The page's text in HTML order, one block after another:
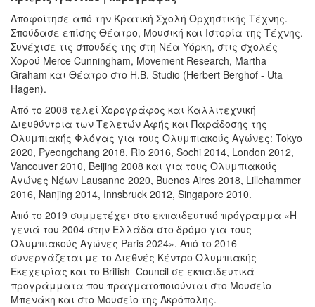
Αποφοίτησε από την Κρατική Σχολή Ορχηστικής Τέχνης.
Σπούδασε επίσης Θέατρο, Μουσική και Ιστορία της Τέχνης.
Συνέχισε τις σπουδές της στη Νέα Υόρκη, στις σχολές
Χορού Merce Cunningham, Movement Research, Martha
Graham και Θέατρο στο H.B. Studio (Herbert Berghof - Uta
Hagen).
Από το 2008 τελεί Χορογράφος και Καλλιτεχνική
Διευθύντρια των Τελετών Αφής και Παράδοσης της
Ολυμπιακής Φλόγας για τους Ολυμπιακούς Αγώνες: Tokyo
2020, Pyeongchang 2018, Rio 2016, Sochi 2014, London 2012,
Vancouver 2010, Beijing 2008 και για τους Ολυμπιακούς
Αγώνες Νέων Lausanne 2020, Buenos Aires 2018, Lillehammer
2016, Nanjing 2014, Innsbruck 2012, Singapore 2010.
Από το 2019 συμμετέχει στο εκπαιδευτικό πρόγραμμα «Η
γενιά του 2004 στην Ελλάδα στο δρόμο για τους
Ολυμπιακούς Αγώνες Paris 2024». Από το 2016
συνεργάζεται με το Διεθνές Κέντρο Ολυμπιακής
Εκεχειρίας και το British Council σε εκπαιδευτικά
προγράμματα που πραγματοποιούνται στο Μουσείο
Μπενάκη και στο Μουσείο της Ακρόπολης.